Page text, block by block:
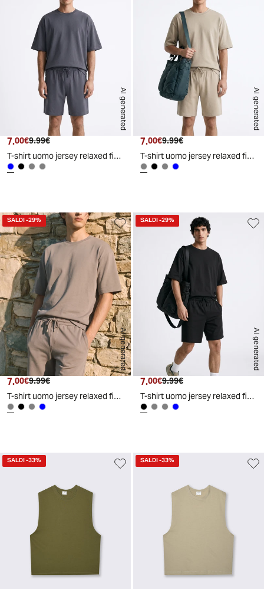
AI generated
Prezzo attuale
7.00€ Prezzo originale
9.99€
T-shirt uomo jersey relaxed fit maniche corte - Avion
AI generated
Prezzo attuale
7.00€ Prezzo originale
9.99€
T-shirt uomo jersey relaxed fit maniche corte - Grigio stone
AI generated
SALDI-29%
Prezzo attuale
7.00€ Prezzo originale
9.99€
T-shirt uomo jersey relaxed fit maniche corte - Grigio fango
AI generated
SALDI-29%
Prezzo attuale
7.00€ Prezzo originale
9.99€
T-shirt uomo jersey relaxed fit maniche corte - Nero
SALDI-33% SALDI-33%